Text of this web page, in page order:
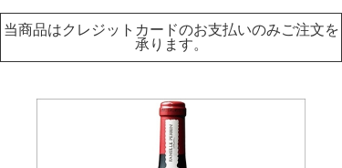
当商品はクレジットカードのお支払いのみご注文を
承ります。